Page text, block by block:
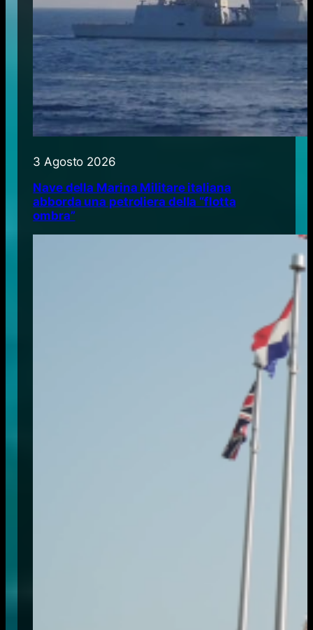
3 Agosto 2026
Nave della Marina Militare italiana
abborda una petroliera della “flotta
ombra”